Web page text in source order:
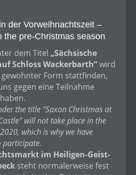
der Vorweihnachtszeit –
the pre-Christmas season
dem Titel „Sächsische
Schloss Wackerbarth“wird
Form stattfinden,
gegen eine Teilnahme
the title "Saxon Christmas at
will not take place in the
which is why we have
participate.
im Heiligen-Geist-
steht normalerweise fest